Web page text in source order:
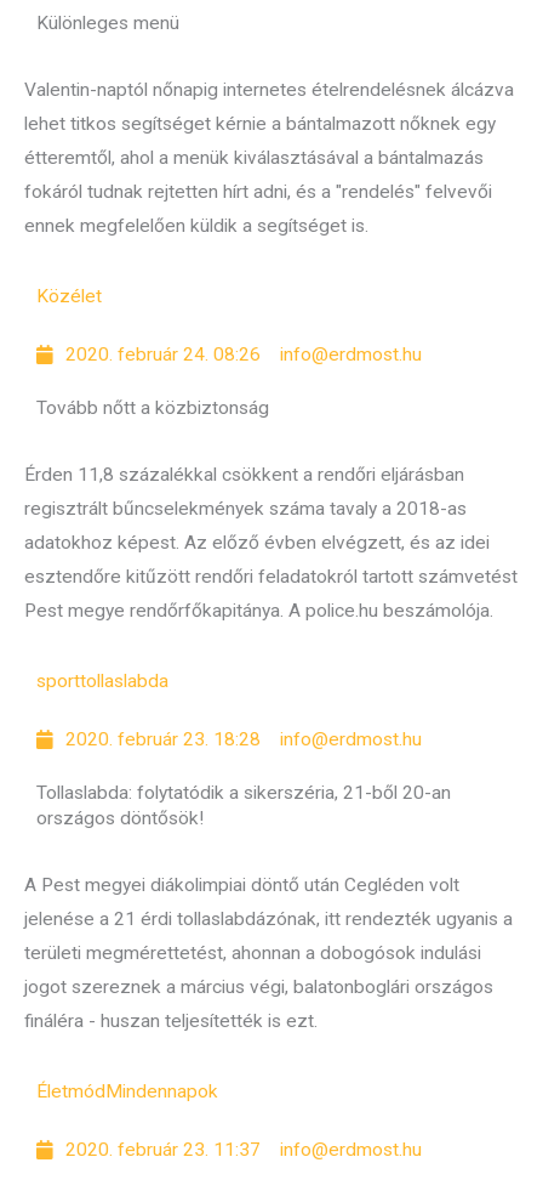
Különleges menü
Valentin-naptól nőnapig internetes ételrendelésnek álcázva
lehet titkos segítséget kérnie a bántalmazott nőknek egy
étteremtől, ahol a menük kiválasztásával a bántalmazás
fokáról tudnak rejtetten hírt adni, és a "rendelés" felvevői
ennek megfelelően küldik a segítséget is.
Közélet
2020. február 24. 08:26 info@erdmost.hu
Tovább nőtt a közbiztonság
Érden 11,8 százalékkal csökkent a rendőri eljárásban
regisztrált bűncselekmények száma tavaly a 2018-as
adatokhoz képest. Az előző évben elvégzett, és az idei
esztendőre kitűzött rendőri feladatokról tartott számvetést
Pest megye rendőrfőkapitánya. A police.hu beszámolója.
sporttollaslabda
2020. február 23. 18:28 info@erdmost.hu
Tollaslabda: folytatódik a sikerszéria, 21-ből 20-an
országos döntősök!
A Pest megyei diákolimpiai döntő után Cegléden volt
jelenése a 21 érdi tollaslabdázónak, itt rendezték ugyanis a
területi megmérettetést, ahonnan a dobogósok indulási
jogot szereznek a március végi, balatonboglári országos
fináléra - huszan teljesítették is ezt.
ÉletmódMindennapok
2020. február 23. 11:37 info@erdmost.hu